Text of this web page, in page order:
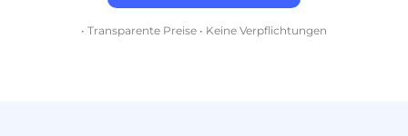
• Transparente Preise • Keine Verpflichtungen